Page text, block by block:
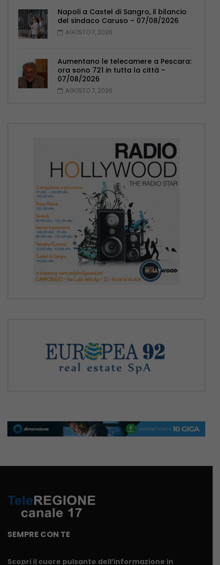
Napoli a Castel di Sangro, il bilancio
del sindaco Caruso – 07/08/2026
AGOSTO 7, 2026
Aumentano le telecamere a Pescara:
ora sono 721 in tutta la città –
07/08/2026
AGOSTO 7, 2026
SEMPRE CON TE
Scopri il cuore pulsante dell’informazione in